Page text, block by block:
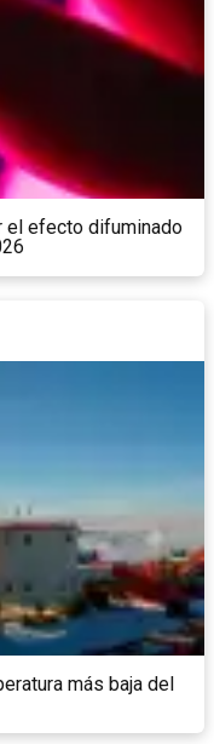
el efecto difuminado
más baja del